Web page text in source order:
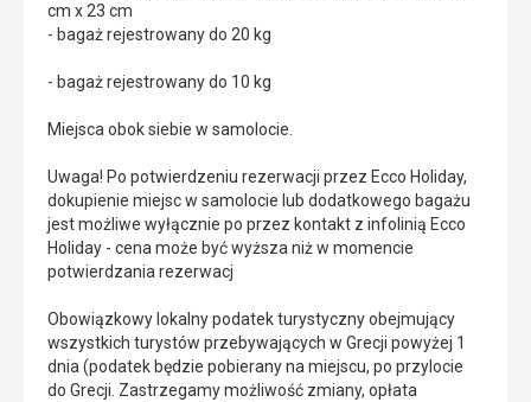
cm x 23 cm
- bagaż rejestrowany do 20 kg
- bagaż rejestrowany do 10 kg
Miejsca obok siebie w samolocie.
Uwaga! Po potwierdzeniu rezerwacji przez Ecco Holiday,
dokupienie miejsc w samolocie lub dodatkowego bagażu
jest możliwe wyłącznie po przez kontakt z infolinią Ecco
Holiday - cena może być wyższa niż w momencie
potwierdzania rezerwacj
Obowiązkowy lokalny podatek turystyczny obejmujący
wszystkich turystów przebywających w Grecji powyżej 1
dnia (podatek będzie pobierany na miejscu, po przylocie
do Grecji. Zastrzegamy możliwość zmiany, opłata